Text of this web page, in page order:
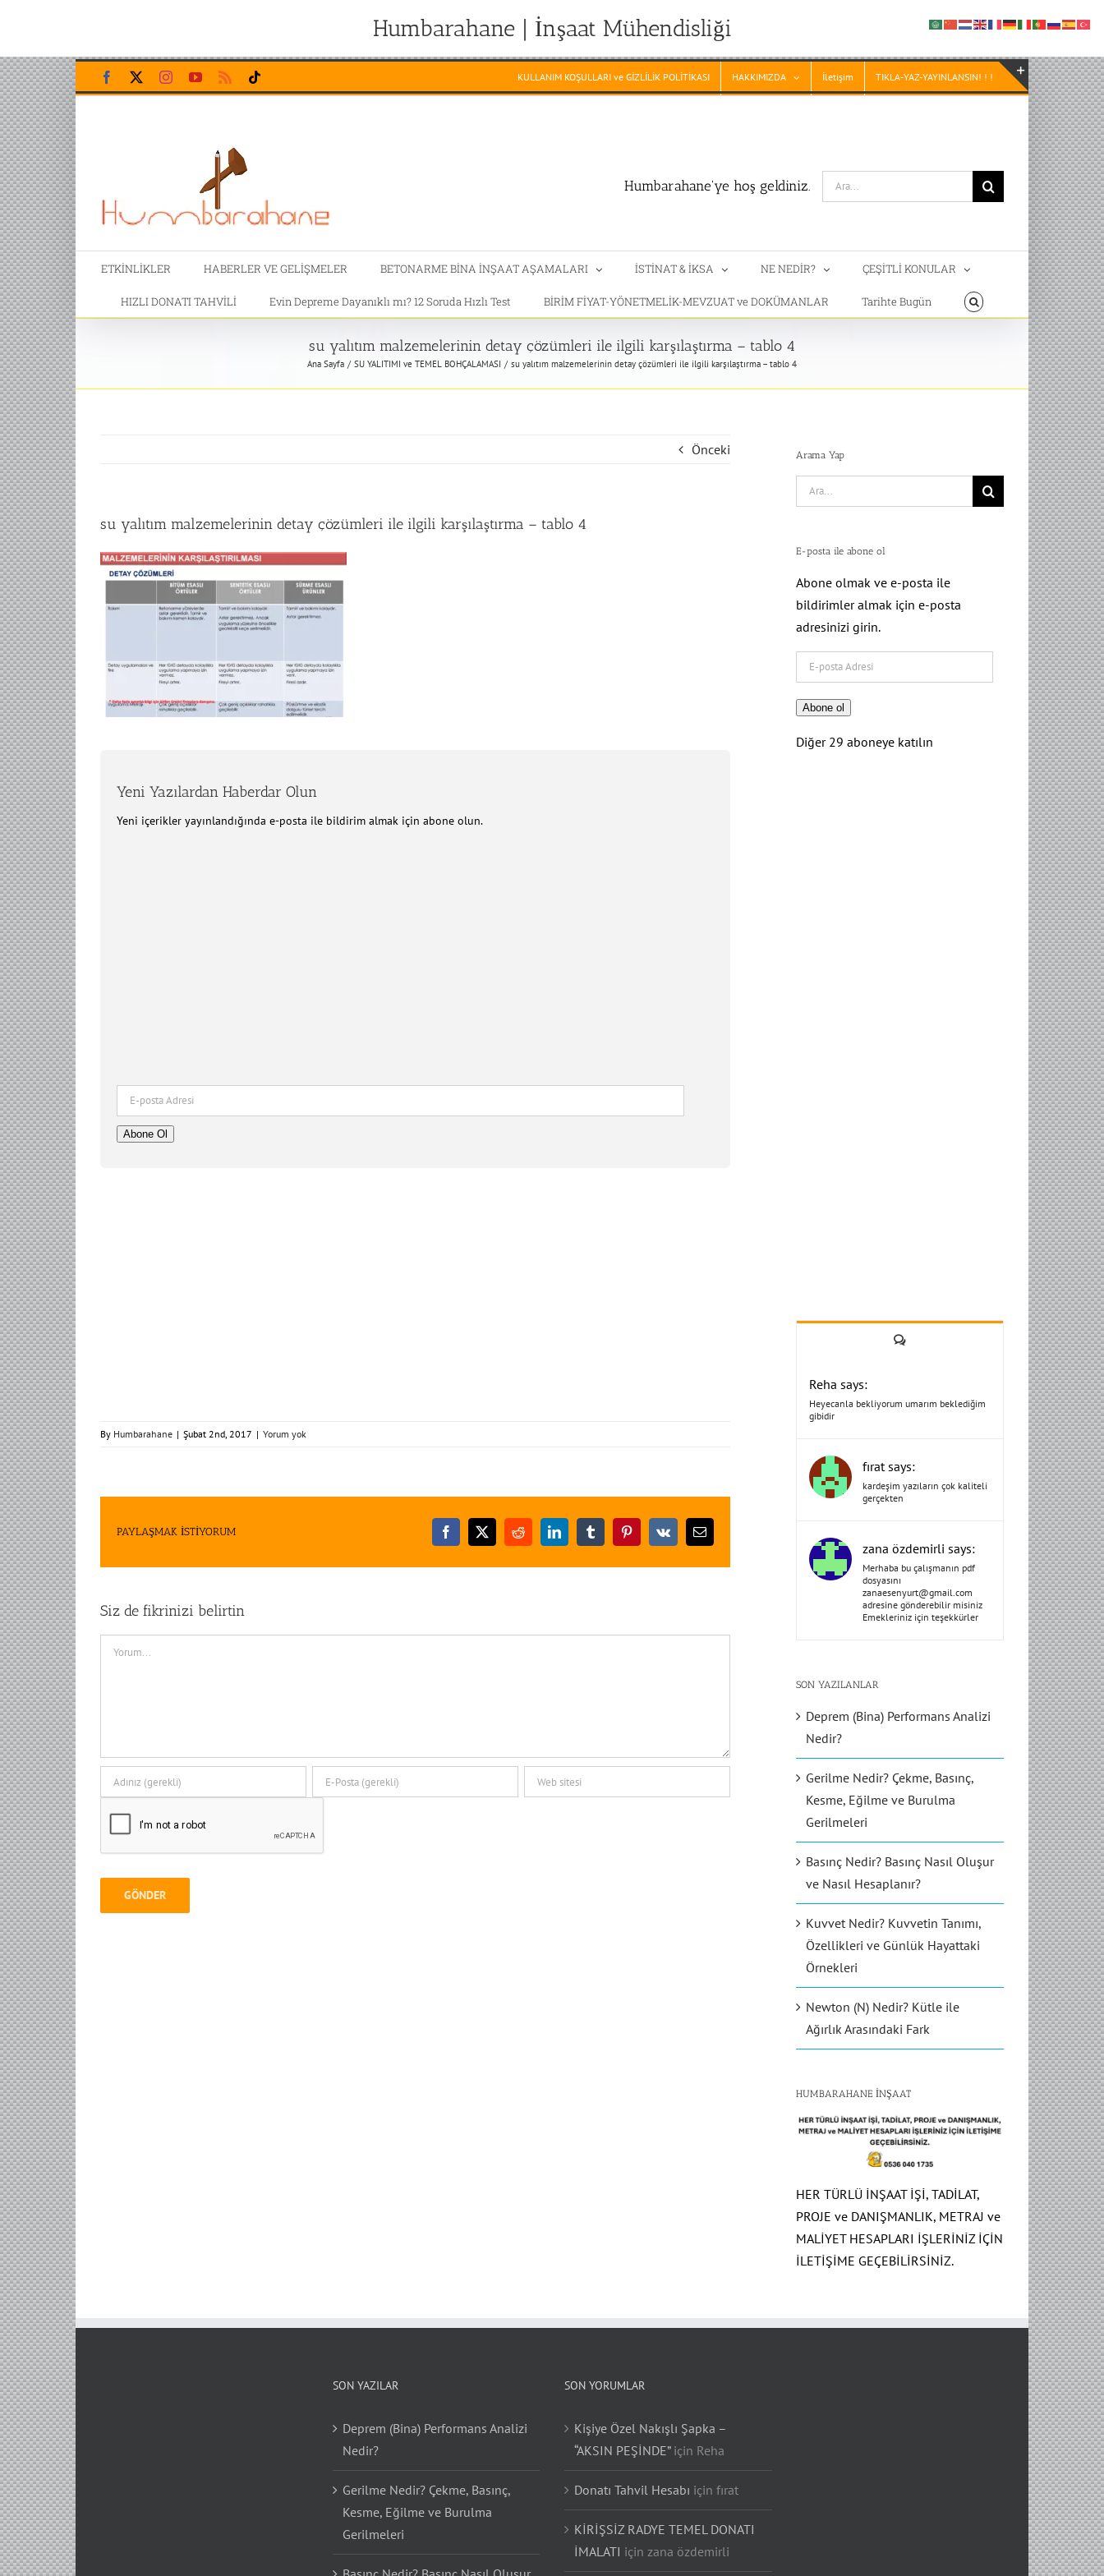
Humbarahane | İnşaat Mühendisliği
Skip
to
content
Facebook InstagramYouTubeRss KULLANIM KOŞULLARI ve GİZLİLİK POLİTİKASI HAKKIMIZDA İletişim TIKLA-YAZ-YAYINLANSIN! ! !
Humbarahane'ye hoş geldiniz.
Search
for:
ETKİNLİKLER HABERLER VE GELİŞMELER BETONARME BİNA İNŞAAT AŞAMALARI İSTİNAT & İKSA NE NEDİR? ÇEŞİTLİ KONULAR
HIZLI DONATI TAHVİLİ Evin Depreme Dayanıklı mı? 12 Soruda Hızlı Test BİRİM FİYAT-YÖNETMELİK-MEVZUAT ve DOKÜMANLAR Tarihte Bugün
su yalıtım malzemelerinin detay çözümleri ile ilgili karşılaştırma – tablo 4
Ana Sayfa SU YALITIMI ve TEMEL BOHÇALAMASI su yalıtım malzemelerinin detay çözümleri ile ilgili karşılaştırma – tablo 4
Önceki
su yalıtım malzemelerinin detay çözümleri ile ilgili karşılaştırma – tablo 4
Yeni Yazılardan Haberdar Olun
Yeni içerikler yayınlandığında e-posta ile bildirim almak için abone olun.
Adresi
Abone Ol
By Humbarahane | Şubat 2nd, 2017 | Yorum yok
PAYLAŞMAK İSTİYORUM Facebook
X RedditLinkedInTumblrPinterest
Vk
E-
posta
Siz de fikrinizi belirtin
Comment
Arama Yap
Search
for:
E-posta ile abone ol
Abone olmak ve e-posta ile
bildirimler almak için e-posta
adresinizi girin.
posta
Adresi
Abone ol
Diğer 29 aboneye katılın
Yorum
Reha says:
Heyecanla bekliyorum umarım beklediğim
gibidir
fırat says:
kardeşim yazıların çok kaliteli
gerçekten
zana özdemirli says:
Merhaba bu çalışmanın pdf
dosyasını
zanaesenyurt@gmail.com
adresine gönderebilir misiniz
Emekleriniz için teşekkürler
SON YAZILANLAR
Deprem (Bina) Performans Analizi
Nedir?
Gerilme Nedir? Çekme, Basınç,
Kesme, Eğilme ve Burulma
Gerilmeleri
Basınç Nedir? Basınç Nasıl Oluşur
ve Nasıl Hesaplanır?
Kuvvet Nedir? Kuvvetin Tanımı,
Özellikleri ve Günlük Hayattaki
Örnekleri
Newton (N) Nedir? Kütle ile
Ağırlık Arasındaki Fark
HUMBARAHANE İNŞAAT
HER TÜRLÜ İNŞAAT İŞİ, TADİLAT,
PROJE ve DANIŞMANLIK, METRAJ ve
MALİYET HESAPLARI İŞLERİNİZ İÇİN
İLETİŞİME GEÇEBİLİRSİNİZ.
SON YAZILAR
Deprem (Bina) Performans Analizi
Nedir?
Gerilme Nedir? Çekme, Basınç,
Kesme, Eğilme ve Burulma
Gerilmeleri
SON YORUMLAR
Kişiye Özel Nakışlı Şapka –
“AKSIN PEŞİNDE”için Reha
Donatı Tahvil Hesabı için fırat
KİRİŞSİZ RADYE TEMEL DONATI
İMALATI için zana özdemirli
Toggle
Sliding
Bar
Area